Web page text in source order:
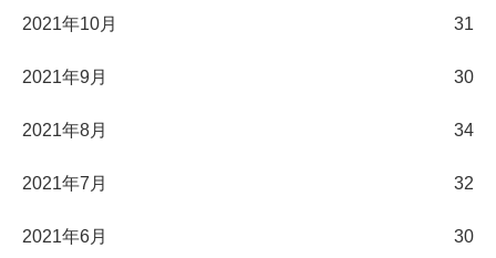
2021年10月 31
2021年9月 30
2021年8月 34
2021年7月 32
2021年6月 30